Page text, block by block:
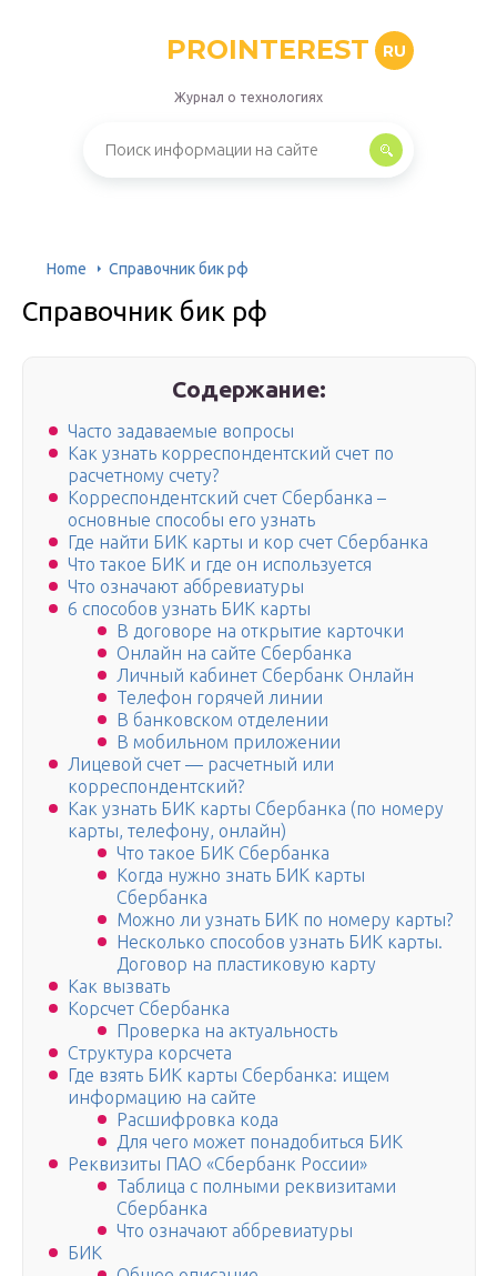
PROINTEREST RU
Журнал о технологиях
Home Справочник бик рф
Справочник бик рф
Содержание:
Часто задаваемые вопросы
Как узнать корреспондентский счет по
расчетному счету?
Корреспондентский счет Сбербанка –
основные способы его узнать
Где найти БИК карты и кор счет Сбербанка
Что такое БИК и где он используется
Что означают аббревиатуры
6 способов узнать БИК карты
В договоре на открытие карточки
Онлайн на сайте Сбербанка
Личный кабинет Сбербанк Онлайн
Телефон горячей линии
В банковском отделении
В мобильном приложении
Лицевой счет — расчетный или
корреспондентский?
Как узнать БИК карты Сбербанка (по номеру
карты, телефону, онлайн)
Что такое БИК Сбербанка
Когда нужно знать БИК карты
Сбербанка
Можно ли узнать БИК по номеру карты?
Несколько способов узнать БИК карты.
Договор на пластиковую карту
Как вызвать
Корсчет Сбербанка
Проверка на актуальность
Структура корсчета
Где взять БИК карты Сбербанка: ищем
информацию на сайте
Расшифровка кода
Для чего может понадобиться БИК
Реквизиты ПАО «Сбербанк России»
Таблица с полными реквизитами
Сбербанка
Что означают аббревиатуры
БИК